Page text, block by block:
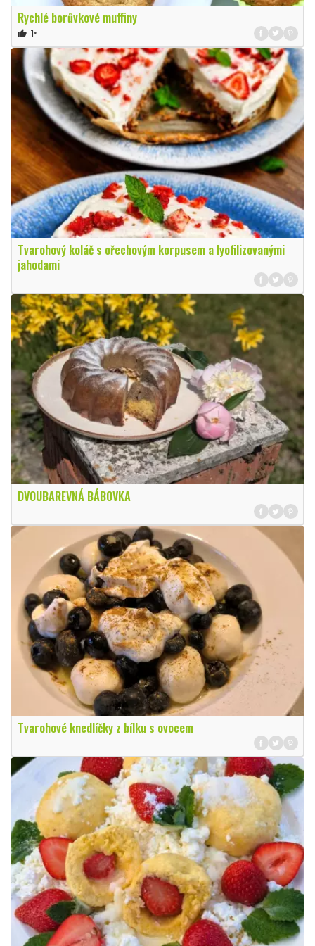
Rychlé borůvkové muffiny
thumb_up 1×
Tvarohový koláč s ořechovým korpusem a lyofilizovanými
jahodami
DVOUBAREVNÁ BÁBOVKA
Tvarohové knedlíčky z bílku s ovocem